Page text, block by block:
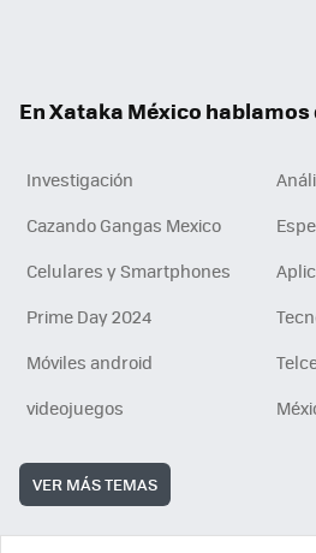
En Xataka México hablamos
Investigación
Cazando Gangas Mexico
Celulares y Smartphones
Prime Day 2024
Móviles android
videojuegos
VER MÁS TEMAS